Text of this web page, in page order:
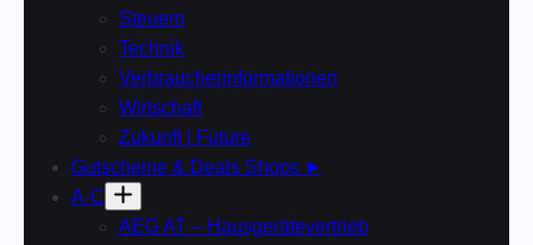
Steuern
Technik
Verbraucherinformationen
Wirtschaft
Zukunft | Future
Gutscheine & Deals Shops ►
A-C
AEG AT – Hausgerätevertrieb